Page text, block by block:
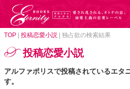
TOP 投稿恋愛小説 独占欲の検索結果
投稿恋愛小説
アルファポリスで投稿されているエタ
す。